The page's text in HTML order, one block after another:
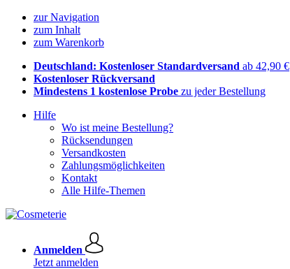
zur Navigation
zum Inhalt
zum Warenkorb
Deutschland: Kostenloser Standardversand ab 42,90 €
Kostenloser Rückversand
Mindestens 1 kostenlose Probe zu jeder Bestellung
Hilfe
Wo ist meine Bestellung?
Rücksendungen
Versandkosten
Zahlungsmöglichkeiten
Kontakt
Alle Hilfe-Themen
Anmelden
Jetzt anmelden